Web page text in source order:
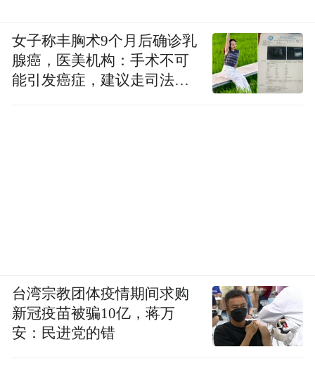
女子称丰胸术9个月后确诊乳
腺癌，医美机构：手术不可
能引发癌症，建议走司法途
台湾宗教团体疫情期间求购
新冠疫苗被骗10亿，蒋万
安：民进党的错